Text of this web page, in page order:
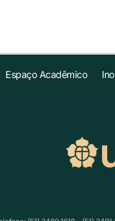
Espaço Acadêmico